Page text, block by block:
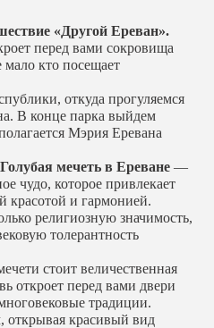
«Другой Ереван».
перед вами сокровища
кто посещает
откуда прогуляемся
В конце парка выйдем
Мэрия Еревана
мечеть в Ереване —
чудо, которое привлекает
красотой и гармонией.
религиозную значимость,
толерантность
стоит величественная
откроет перед вами двери
традиции.
открывая красивый вид